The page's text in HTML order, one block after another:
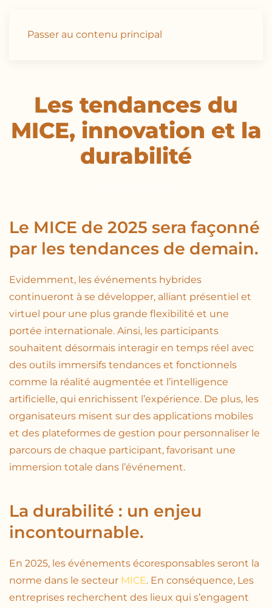
Passer au contenu principal
Les tendances du
MICE, innovation et la
durabilité
Le MICE de 2025 sera façonné
par les tendances de demain.
Evidemment, les événements hybrides
continueront à se développer, alliant présentiel et
virtuel pour une plus grande flexibilité et une
portée internationale. Ainsi, les participants
souhaitent désormais interagir en temps réel avec
des outils immersifs tendances et fonctionnels
comme la réalité augmentée et l’intelligence
artificielle, qui enrichissent l’expérience. De plus, les
organisateurs misent sur des applications mobiles
et des plateformes de gestion pour personnaliser le
parcours de chaque participant, favorisant une
immersion totale dans l’événement.
La durabilité : un enjeu
incontournable.
En 2025, les événements écoresponsables seront la
norme dans le secteur MICE. En conséquence, Les
entreprises recherchent des lieux qui s’engagent